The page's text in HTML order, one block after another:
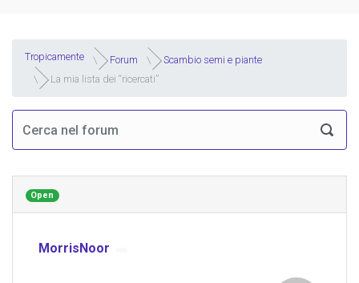
Tropicamente Forum
Scambio semi e piante
La mia lista dei “ricercati”
Open
MorrisNoor